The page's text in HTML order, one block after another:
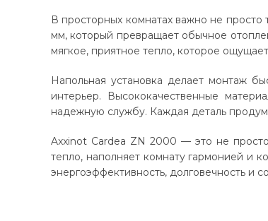
В просторных комнатах важно не
мм, который превращает обычное
мягкое, приятное тепло, которое
Напольная установка делает монтаж
интерьер. Высококачественные
надежную службу. Каждая деталь
Axxinot Cardea ZN 2000 — это не
тепло, наполняет комнату гармонией и
энергоэффективность, долговечность